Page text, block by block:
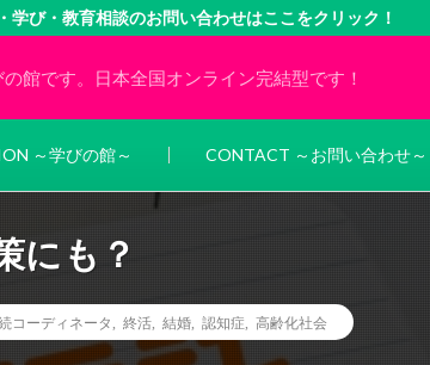
学び・教育相談のお問い合わせはここをクリック！
館です。日本全国オンライン完結型です！
～学びの館～ CONTACT ～お問い合わせ～
にも？
コーディネータ 終活, 結婚, 認知症 高齢化社会